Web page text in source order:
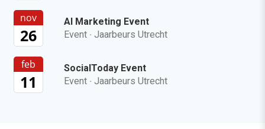
nov
26
AI Marketing Event
Event · Jaarbeurs Utrecht
feb
11
SocialToday Event
Event · Jaarbeurs Utrecht